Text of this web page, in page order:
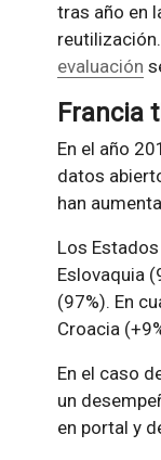
tras año en
evaluación
Francia
En el año
datos
han
Los
Eslovaquia
(97%). En
Croacia
En el caso
un
en portal y